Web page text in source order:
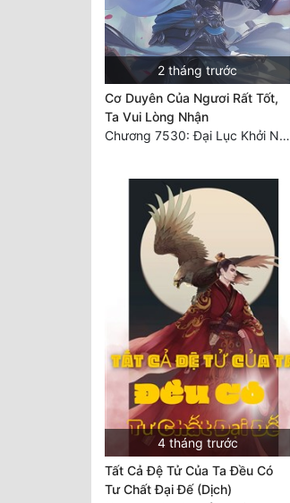
2 tháng trước
Cơ Duyên Của Ngươi Rất Tốt,
Ta Vui Lòng Nhận
Chương 7530: Đại Lục Khởi Nguyên – Kiến Thành 71
4 tháng trước
Tất Cả Đệ Tử Của Ta Đều Có
Tư Chất Đại Đế (Dịch)